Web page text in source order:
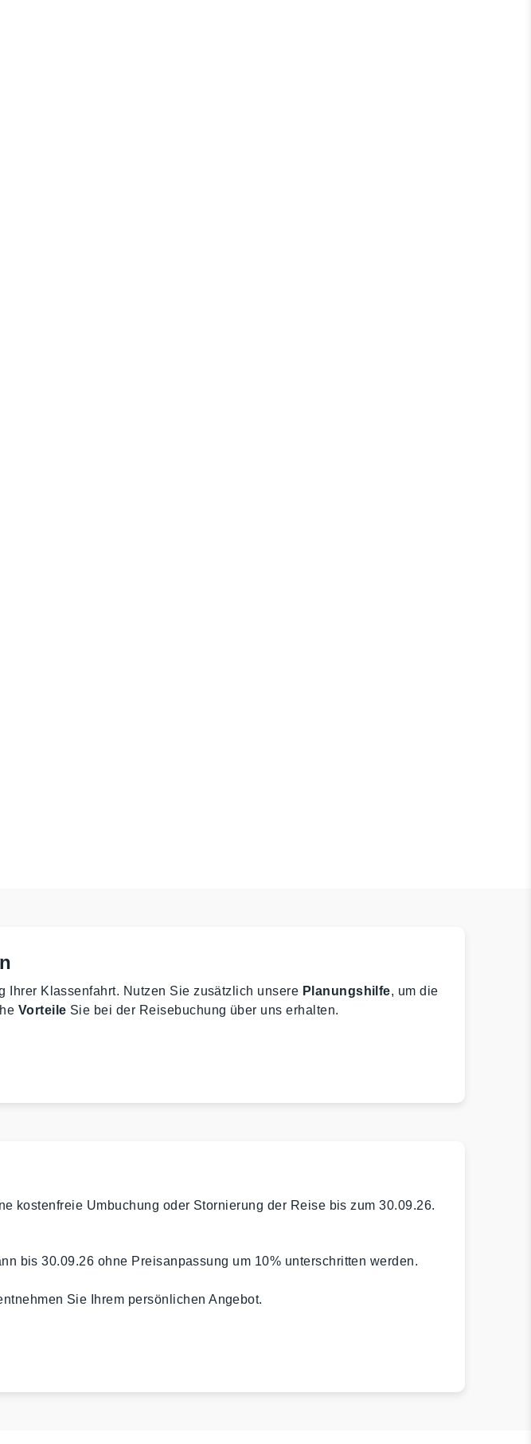
Ihrer Klassenfahrt. Nutzen Sie zusätzlich unsere Planungshilfe, um die
Vorteile Sie bei der Reisebuchung über uns erhalten.
kostenfreie Umbuchung oder Stornierung der Reise bis zum 30.09.26.
bis 30.09.26 ohne Preisanpassung um 10% unterschritten werden.
Sie Ihrem persönlichen Angebot.